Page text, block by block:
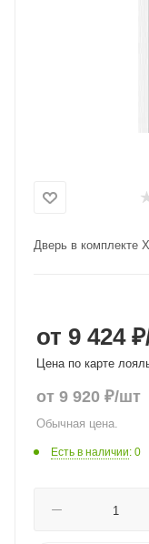
Дверь в комплекте
от 9 424 ₽
Цена по карте
от 9 920 ₽/шт
Обычная цена.
Есть в наличии: 0
%
Получайте
Подробнее
об оплате